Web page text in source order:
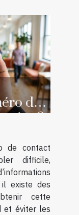
de
?
de contact
difficile,
il existe des
cette
et éviter les